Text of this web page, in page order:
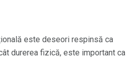
este deseori respinsă ca
durerea fizică, este important ca